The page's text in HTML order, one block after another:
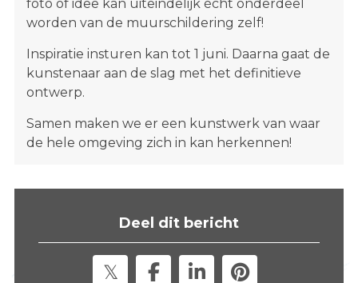
foto of idee kan uiteindelijk écht onderdeel
worden van de muurschildering zelf!
Inspiratie insturen kan tot 1 juni. Daarna gaat de
kunstenaar aan de slag met het definitieve
ontwerp.
Samen maken we er een kunstwerk van waar
de hele omgeving zich in kan herkennen!
Deel dit bericht